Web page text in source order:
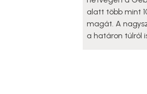
alatt több mint
magát. A
a határon túlról